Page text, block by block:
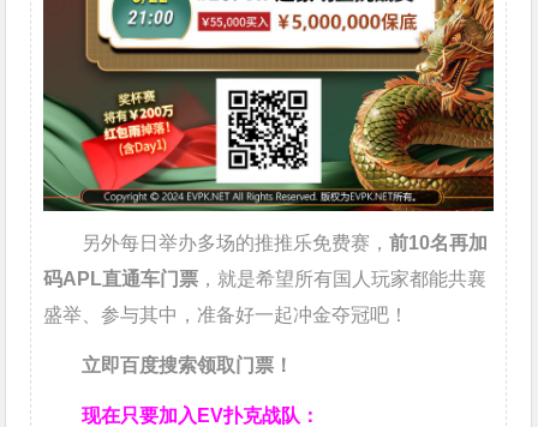
另外每日举办多场的推推乐免费赛，前10名再加
码APL直通车门票 ，就是希望所有国人玩家都能共襄
盛举、参与其中，准备好一起冲金夺冠吧！
立即百度搜索领取门票！
现在只要加入EV扑克战队：